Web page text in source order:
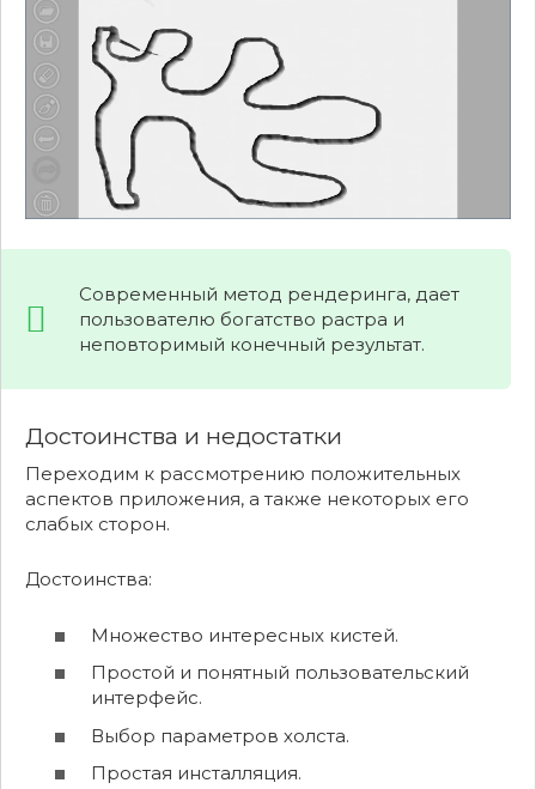
Современный метод рендеринга, дает
пользователю богатство растра и
неповторимый конечный результат.
Достоинства и недостатки
Переходим к рассмотрению положительных
аспектов приложения, а также некоторых его
слабых сторон.
Достоинства:
Множество интересных кистей.
Простой и понятный пользовательский
интерфейс.
Выбор параметров холста.
Простая инсталляция.